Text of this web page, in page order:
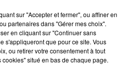
0h15
0h15
sur "Accepter et fermer", ou affiner en
partenaires dans "Gérer mes choix".
en cliquant sur "Continuer sans
s'appliqueront que pour ce site. Vous
ou retirer votre consentement à tout
situé en bas de chaque page.